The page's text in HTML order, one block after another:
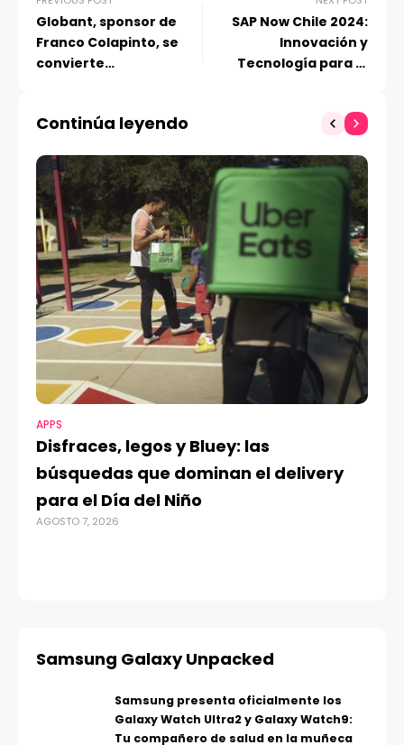
Globant, sponsor de
Franco Colapinto, se
convierte
SAP Now Chile 2024:
Innovación y
Tecnología para la
Continúa leyendo
APPS
Disfraces, legos y Bluey: las
búsquedas que dominan el delivery
para el Día del Niño
AGOSTO 7, 2026
Samsung Galaxy Unpacked
Samsung presenta oficialmente los
Galaxy Watch Ultra2 y Galaxy Watch9:
Tu compañero de salud en la muñeca